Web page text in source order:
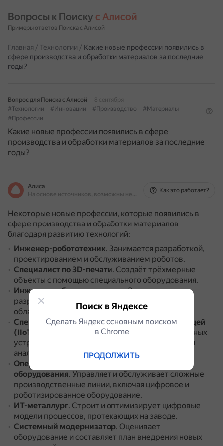
Вопросы к Поиску с Алисой
Примеры ответов Поиска с Алисой
Главная / Технологии / Какие новые профессии появились в
сфере производства и обработки материалов за последние
годы?
Вопрос для Поиска с Алисой
8 сентября
#Технологии
#Инновации #Производство
#Материалы
#Профессии
Какие новые профессии появились в сфере
производства и обработки материалов за последние
годы?
Алиса
На основе источников, возможны неточности
Как это работает?
Некоторые новые профессии, которые появились в
сфере производства и обработки материалов
благодаря развитию технологий:
Инженер-робототехник. Занимается разработкой,
проектированием и обслуживанием роботов.
Специалист по 3D-печати. Создаёт трёхмерные
объекты с помощью специального оборудования.
Инженер по биотехнологиям.Занимается
разработкой и внедрением новых технологий в
области биологии и медицины.
Специалист по промышленному интернету вещей
(IIoT)
Внедряет и обслуживает сети подключённых
устройств, датчиков и оборудования для сбора и
анализа данных в реальном времени.
Оператор и наладчик высокотехнологичного
оборудования. Управляет и обслуживает сложные
производственные линии, включая цифровое и
роботизированное оборудование.
ИТ-металлург. Строит и оптимизирует цифровые
модели процессов, протекающих на заводе.
Системный модернизатор. Оценивает
оборудование и составляет план внедрения новых
Поиск в Яндексе
Сделать Яндекс основным поиском
в Сhrome
ПРОДОЛЖИТЬ